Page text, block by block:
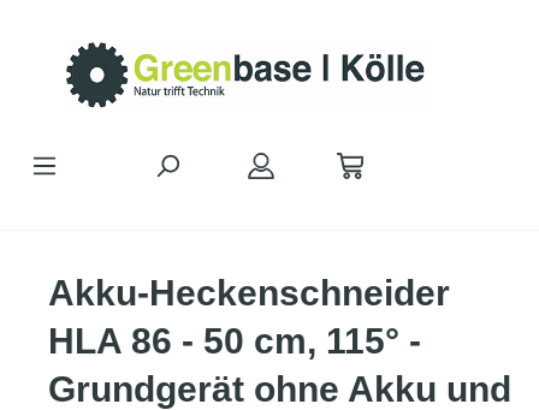
Akku-Heckenschneider
HLA 86 - 50 cm, 115° -
Grundgerät ohne Akku und